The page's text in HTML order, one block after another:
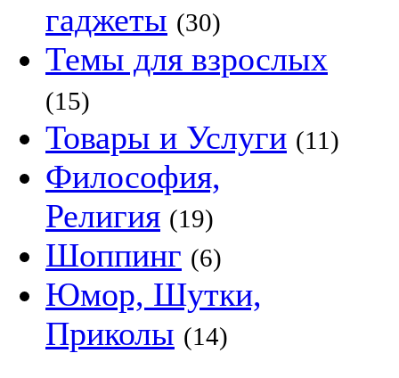
гаджеты (30)
Темы для взрослых
(15)
Товары и Услуги (11)
Философия,
Религия (19)
Шоппинг (6)
Юмор, Шутки,
Приколы (14)